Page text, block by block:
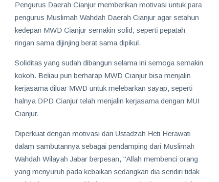
Pengurus Daerah Cianjur memberikan motivasi untuk para
pengurus Muslimah Wahdah Daerah Cianjur agar setahun
kedepan MWD Cianjur semakin solid, seperti pepatah
ringan sama dijinjing berat sama dipikul.
Soliditas yang sudah dibangun selama ini semoga semakin
kokoh. Beliau pun berharap MWD Cianjur bisa menjalin
kerjasama diluar MWD untuk melebarkan sayap, seperti
halnya DPD Cianjur telah menjalin kerjasama dengan MUI
Cianjur.
Diperkuat dengan motivasi dari Ustadzah Heti Herawati
dalam sambutannya sebagai pendamping dari Muslimah
Wahdah Wilayah Jabar berpesan, "Allah membenci orang
yang menyuruh pada kebaikan sedangkan dia sendiri tidak